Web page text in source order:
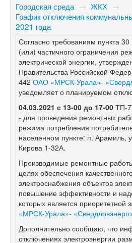
Городская среда → ЖКХ →
График отключения
2021 года
Согласно требованиям пункта
(или) частичного ограничения
электрической энергии,
Правительства Российской
442 ОАО «МРСК-Урала»-
уведомляет о планируемом
04.03.2021 с 13-00 до 17-00 ТП-
- для проведения ремонтных
режима потребления
населенном пункте: п. Арамиль,
Кирова 1-32А.
Производимые ремонтные
целях обеспечения
электроснабжения объектов
повышение эффективности и
которых является приоритетной
«МРСК-Урала»-
Дополнительно сообщаю, что
отключениях электроэнергии